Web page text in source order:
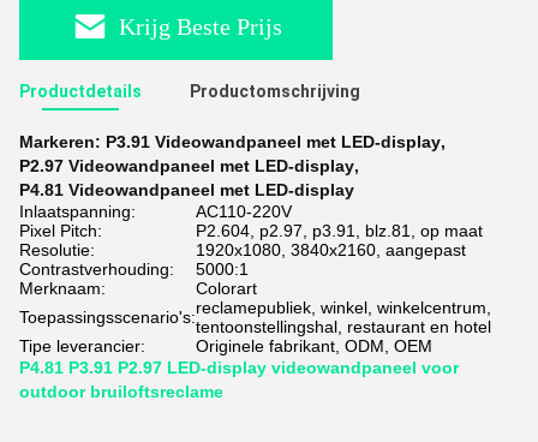
Krijg Beste Prijs
Productdetails Productomschrijving
Markeren: P3.91 Videowandpaneel met LED-display,
P2.97 Videowandpaneel met LED-display,
P4.81 Videowandpaneel met LED-display
Inlaatspanning:
AC110-220V
Pixel Pitch:
P2.604, p2.97, p3.91, blz.81, op maat
Resolutie:
1920x1080, 3840x2160, aangepast
Contrastverhouding:
5000:1
Merknaam:
Colorart
Toepassingsscenario's:reclamepubliek, winkel, winkelcentrum,
tentoonstellingshal, restaurant en hotel
Tipe leverancier:
Originele fabrikant, ODM, OEM
P4.81 P3.91 P2.97 LED-display videowandpaneel voor
outdoor bruiloftsreclame